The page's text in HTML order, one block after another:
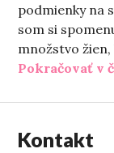
podmienky na
som si
množstvo
Pokračovať v
Kontakt